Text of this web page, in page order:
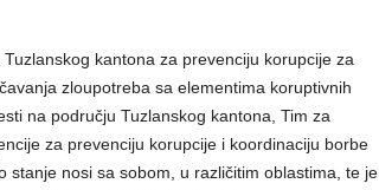
kantona za prevenciju korupcije za
zloupotreba sa elementima koruptivnih
na području Tuzlanskog kantona, Tim za
za prevenciju korupcije i koordinaciju borbe
stanje nosi sa sobom, u različitim oblastima, te je